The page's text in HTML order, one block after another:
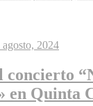
agosto, 2024
en Quinta